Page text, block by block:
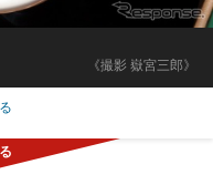
《撮影 嶽宮三郎》